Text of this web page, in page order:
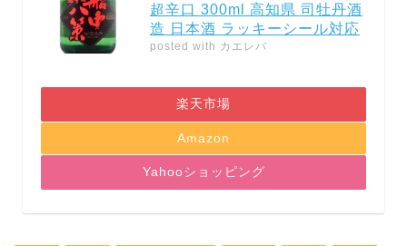
超辛口 300ml 高知県 司牡丹酒
造 日本酒 ラッキーシール対応
posted with カエレバ
楽天市場
Amazon
Yahooショッピング